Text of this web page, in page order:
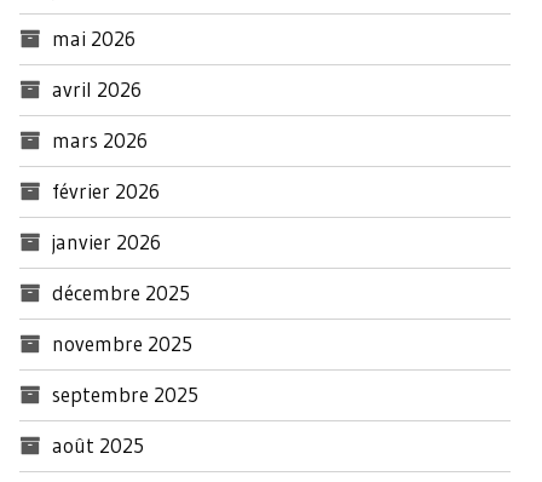
mai 2026
avril 2026
mars 2026
février 2026
janvier 2026
décembre 2025
novembre 2025
septembre 2025
août 2025